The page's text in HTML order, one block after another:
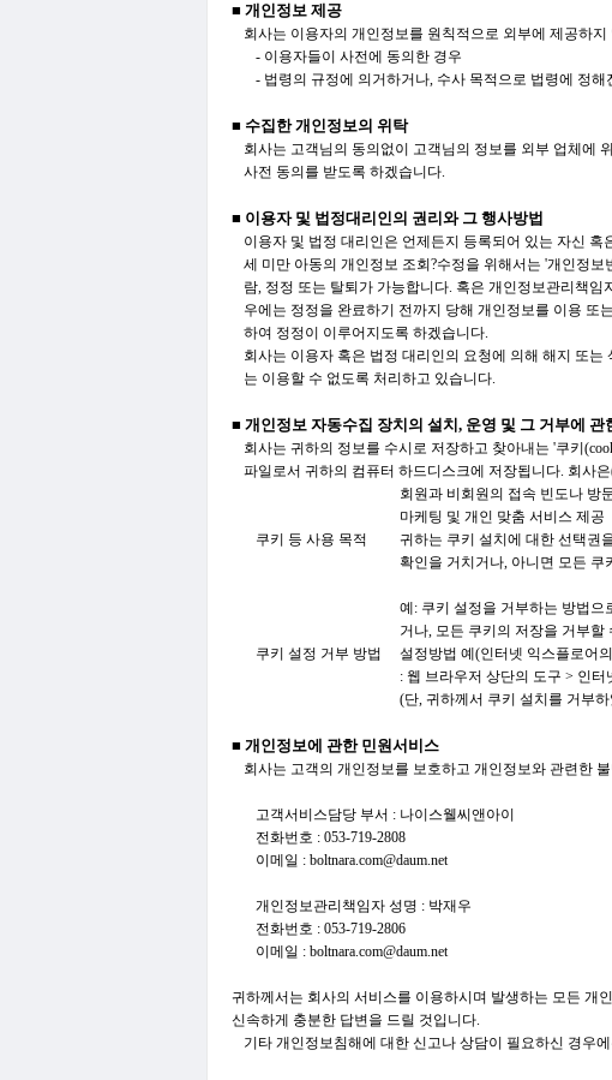
■ 개인정보 제공
회사는 이용자의 개인정보를 원칙적으로 외부에 제공하
- 이용자들이 사전에 동의한 경우
- 법령의 규정에 의거하거나, 수사 목적으로 법령에 정
■ 수집한 개인정보의 위탁
회사는 고객님의 동의없이 고객님의 정보를 외부 업체에
사전 동의를 받도록 하겠습니다.
■ 이용자 및 법정대리인의 권리와 그 행사방법
이용자 및 법정 대리인은 언제든지 등록되어 있는 자신
세 미만 아동의 개인정보 조회?수정을 위해서는 '개인정
람, 정정 또는 탈퇴가 가능합니다. 혹은 개인정보관리책임
우에는 정정을 완료하기 전까지 당해 개인정보를 이용 또
하여 정정이 이루어지도록 하겠습니다.
회사는 이용자 혹은 법정 대리인의 요청에 의해 해지 또
는 이용할 수 없도록 처리하고 있습니다.
■ 개인정보 자동수집 장치의 설치, 운영 및 그 거부에 관
회사는 귀하의 정보를 수시로 저장하고 찾아내는 '쿠키
파일로서 귀하의 컴퓨터 하드디스크에 저장됩니다. 회사
쿠키 등 사용 목적
회원과 비회원의 접속 빈도나 방
마케팅 및 개인 맞춤 서비스 제공
귀하는 쿠키 설치에 대한 선택권
확인을 거치거나, 아니면 모든
쿠키 설정 거부 방법
예: 쿠키 설정을 거부하는 방법으
거나, 모든 쿠키의 저장을 거부할
설정방법 예(인터넷 익스플로어
: 웹 브라우저 상단의 도구 > 인터
(단, 귀하께서 쿠키 설치를 거부
■ 개인정보에 관한 민원서비스
회사는 고객의 개인정보를 보호하고 개인정보와 관련한
고객서비스담당 부서 : 나이스웰씨앤아이
전화번호 : 053-719-2808
이메일 : boltnara.com@daum.net
개인정보관리책임자 성명 : 박재우
전화번호 : 053-719-2806
이메일 : boltnara.com@daum.net
귀하께서는 회사의 서비스를 이용하시며 발생하는 모든 개
신속하게 충분한 답변을 드릴 것입니다.
기타 개인정보침해에 대한 신고나 상담이 필요하신 경우